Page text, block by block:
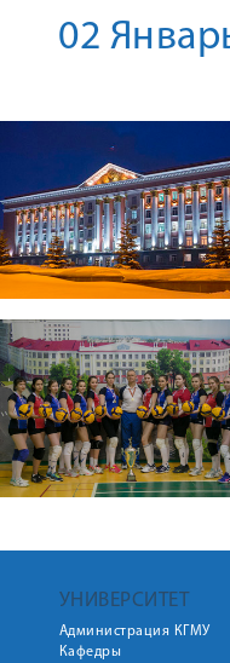
02
УНИВЕРСИТЕТ
Администрация КГМУ
Кафедры